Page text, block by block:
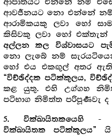
ආපාතයට එන්නේ නම්
ආවර්‍ජනයට නො එන්නේ
ආරාමිකයකු ලවා හෝ
කිසිවකු ලවා හෝ
අල්ලන කල විශ්වාසයට
නො ලැබේ නම්
හෝ එය එකඟුල් අතර
“විච්ඡිද්දක පටික්කුලය,
කළ යුතු. එහි උග්ගහ
පටිභාග නිමිත්ත පරිපූර්‍ණවැ
5. වික්ඛායිතකයෙහි -
වික්ඛායිතක පටික්කූලය” යි